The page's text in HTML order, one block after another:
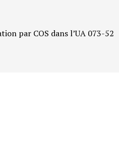
par COS dans l’UA 073-52